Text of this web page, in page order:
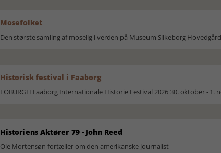
Mosefolket
Den største samling af moselig i verden på Museum Silkeborg
Historisk festival i Faaborg
FOBURGH Faaborg Internationale Historie Festival 2026 30. oktober - 1.
Historiens Aktører 79 - John Reed
Ole Mortensøn fortæller om den amerikanske journalist